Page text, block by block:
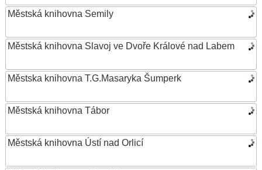
Městská knihovna Semily
Městská knihovna Slavoj ve Dvoře Králové nad Labem
Městska knihovna T.G.Masaryka Šumperk
Městská knihovna Tábor
Městská knihovna Ústí nad Orlicí